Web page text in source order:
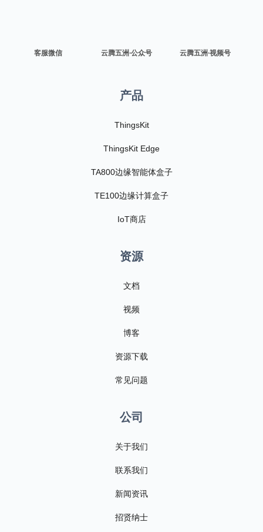
客服微信 云腾五洲·公众号 云腾五洲·视频号
产品
ThingsKit
ThingsKit Edge
TA800边缘智能体盒子
TE100边缘计算盒子
IoT商店
资源
文档
视频
博客
资源下载
常见问题
公司
关于我们
联系我们
新闻资讯
招贤纳士